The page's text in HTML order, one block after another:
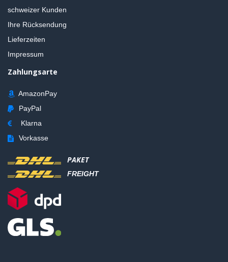
schweizer Kunden
Ihre Rücksendung
Lieferzeiten
Impressum
Zahlungsarte
AmazonPay
PayPal
Klarna
Vorkasse
PAKET
FREIGHT